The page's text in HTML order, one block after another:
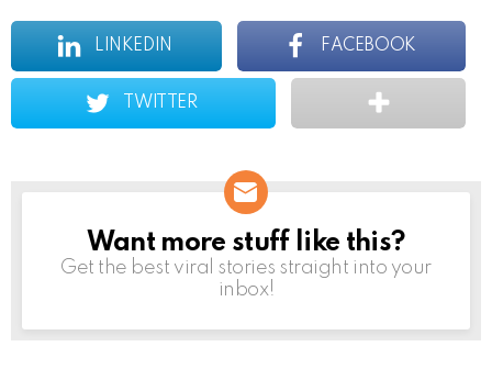
LINKEDIN FACEBOOK
TWITTER
NEWSLETTER
Want more stuff like this?
Get the best viral stories straight into your
inbox!